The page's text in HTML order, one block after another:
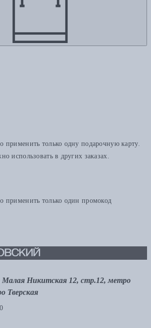
применить только одну подарочную карту.
использовать в других заказах.
применить только один промокод
Малая Никитская 12, стр.12, метро
Тверская